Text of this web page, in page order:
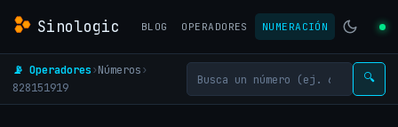
Sinologic BLOG OPERADORES NUMERACIÓN
📡 Operadores›Números›
828151919
🔍